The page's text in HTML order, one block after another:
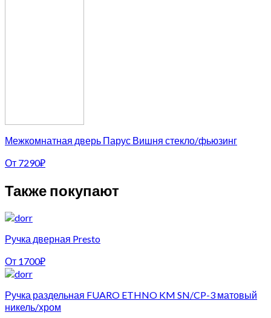
Межкомнатная дверь Парус Вишня стекло/фьюзинг
От 7290₽
Также покупают
Ручка дверная Presto
От 1700₽
Ручка раздельная FUARO ETHNO KM SN/CP-3 матовый
никель/хром